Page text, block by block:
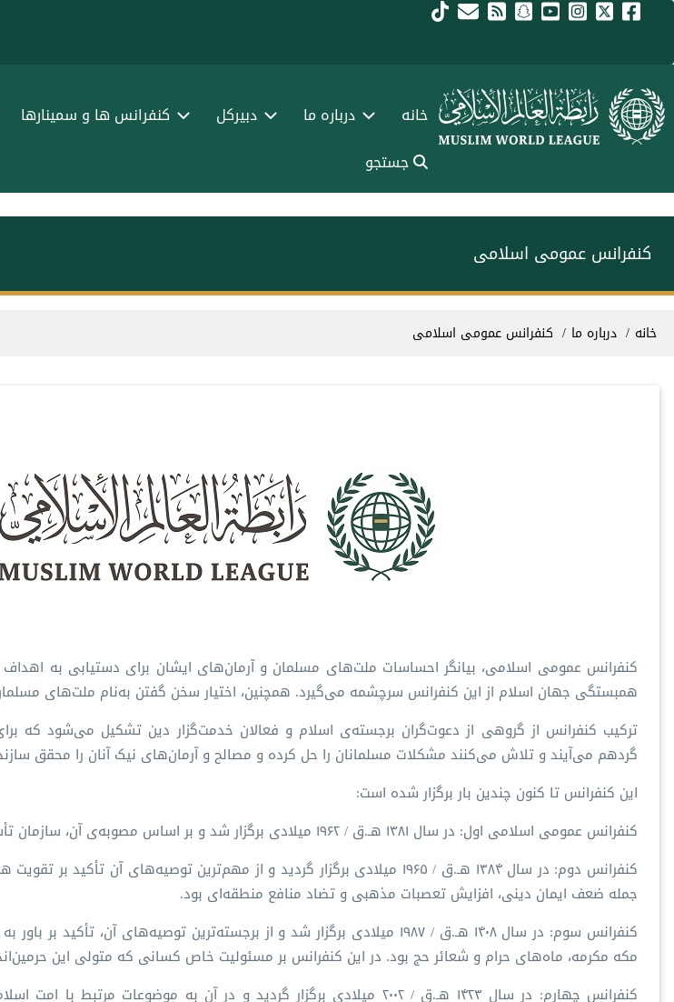
رفتن به محتوای اصلی
Main navigation Farsi خانه درباره ما دبیرکل کنفرانس ها و سمینارها
جستجو
کنفرانس عمومی اسلامی
مسیر راهنما
خانه درباره ما کنفرانس عمومی اسلامی
کنفرانس عمومی اسلامی، بیانگر احساسات ملت‌های مسلمان و آرمان‌های ایشان برای دستیابی به
همبستگی جهان اسلام از این کنفرانس سرچشمه می‌گیرد. همچنین، اختیار سخن گفتن به‌نام ملت‌های
ترکیب کنفرانس از گروهی از دعوت‌گران برجسته‌ی اسلام و فعالان خدمت‌گزار دین تشکیل می‌شود که
گردهم می‌آیند و تلاش می‌کنند مشکلات مسلمانان را حل کرده و مصالح و آرمان‌های نیک آنان را محقق
این کنفرانس تا کنون چندین بار برگزار شده است:
کنفرانس عمومی اسلامی اول: در سال ۱۳۸۱ هـ.ق / ۱۹۶۲ میلادی برگزار شد و بر اساس مصوبه‌ی آن، سازمان تأسیس شد.
کنفرانس دوم: در سال ۱۳۸۴ هـ.ق / ۱۹۶۵ میلادی برگزار گردید و از مهم‌ترین توصیه‌های آن
جمله ضعف ایمان دینی، افزایش تعصبات مذهبی و تضاد منافع منطقه‌ای بود.
کنفرانس سوم: در سال ۱۴۰۸ هـ.ق / ۱۹۸۷ میلادی برگزار شد و از برجسته‌ترین توصیه‌های آن،
مکه مکرمه، ماه‌های حرام و شعائر حج بود. در این کنفرانس بر مسئولیت خاص کسانی که متولی این
کنفرانس چهارم: در سال ۱۴۲۳ هـ.ق / ۲۰۰۲ میلادی برگزار گردید و در آن به موضوعات